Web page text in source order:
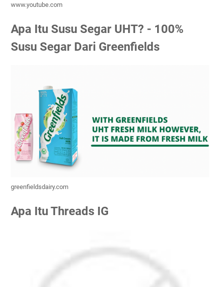
www.youtube.com
Apa Itu Susu Segar UHT? - 100%
Susu Segar Dari Greenfields
greenfieldsdairy.com
Apa Itu Threads IG